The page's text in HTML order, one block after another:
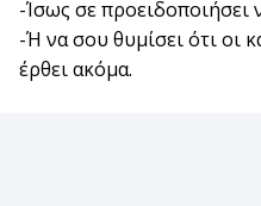
-Ίσως σε προειδοποιήσει
-Ή να σου θυμίσει ότι οι
έρθει ακόμα.